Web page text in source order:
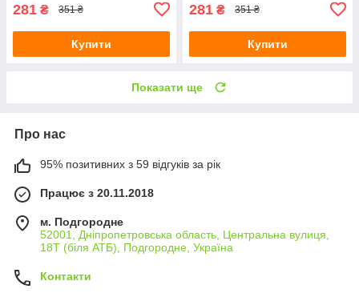
281 ₴ 351 ₴
Купити
281 ₴ 351 ₴
Купити
Показати ще
Про нас
95% позитивних з 59 відгуків за рік
Працює з 20.11.2018
м. Подгородне
52001, Дніпропетровська область, Центральна вулиця,
18Т (біля АТБ), Подгородне, Україна
Контакти